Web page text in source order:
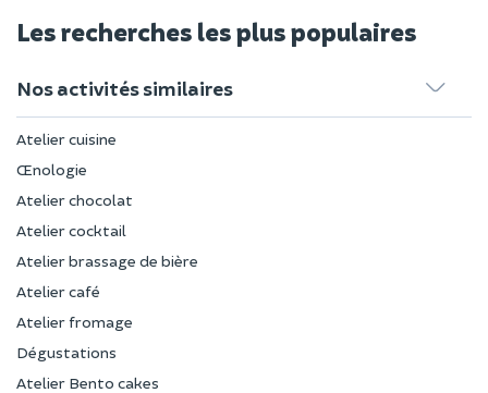
Les recherches les plus populaires
Nos activités similaires
Atelier cuisine
Œnologie
Atelier chocolat
Atelier cocktail
Atelier brassage de bière
Atelier café
Atelier fromage
Dégustations
Atelier Bento cakes